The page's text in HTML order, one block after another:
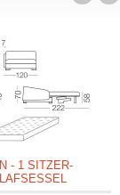
- 1 SITZER-